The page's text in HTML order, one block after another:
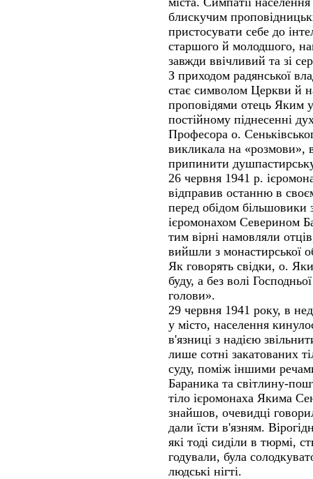
блискучим
пристосувати себе до
старшого й молодшого,
завжди ввічливий та зі
З приходом радянської
стає символом Церкви й
проповідями отець Яким
постійному піднесенні
Професора о.
викликала на «розмови»,
припинити
26 червня 1941 р.
відправив останню в
перед обідом більшовики
ієромонахом Северином
тим вірні намовляли
вийшли з монастирської
Як говорять свідки, о.
буду, а без волі
голови».
29 червня 1941 року, в
у місто, населення
в'язниці з надією
лише сотні закатованих
суду, поміж іншими
Бараника та світлину-
тіло ієромонаха Якима
знайшов, очевидці
дали їсти в'язням.
які тоді сиділи в тюрмі,
годували, була
людські нігті.